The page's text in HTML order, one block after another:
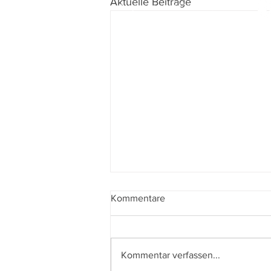
Kommentare
Kommentar verfassen...
Impressum IDatenschutz